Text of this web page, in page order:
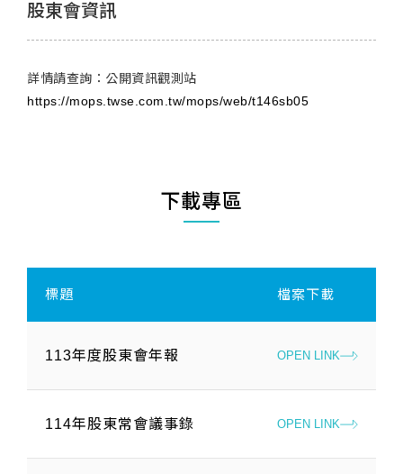
股東會資訊
詳情請查詢：公開資訊觀測站
https://mops.twse.com.tw/mops/web/t146sb05
下載專區
標題 檔案下載
113年度股東會年報 OPEN LINK
114年股東常會議事錄 OPEN LINK